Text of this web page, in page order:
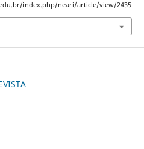
index.php/neari/article/view/2435